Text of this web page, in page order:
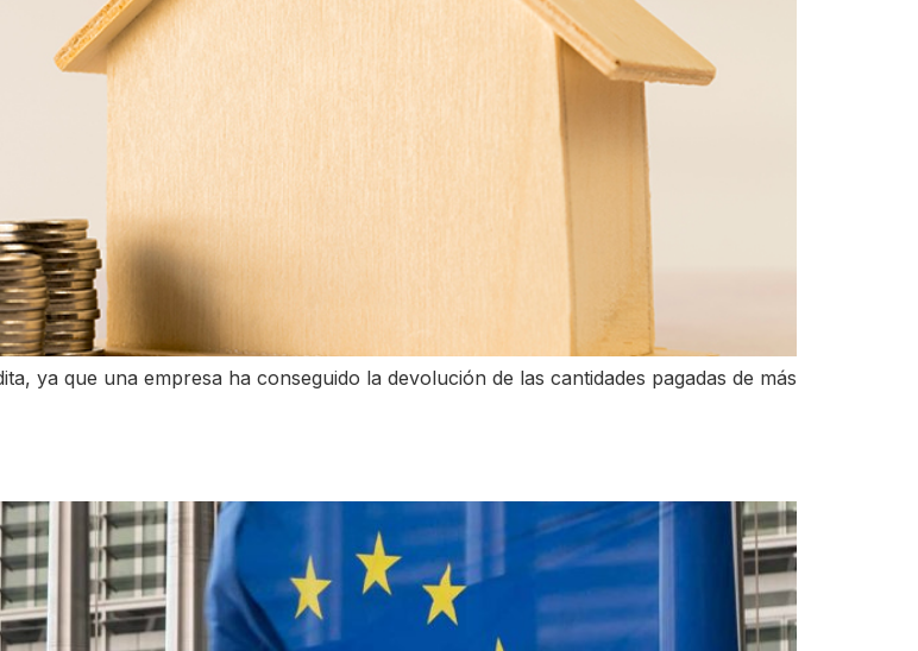
ya que una empresa ha conseguido la devolución de las cantidades pagadas de más